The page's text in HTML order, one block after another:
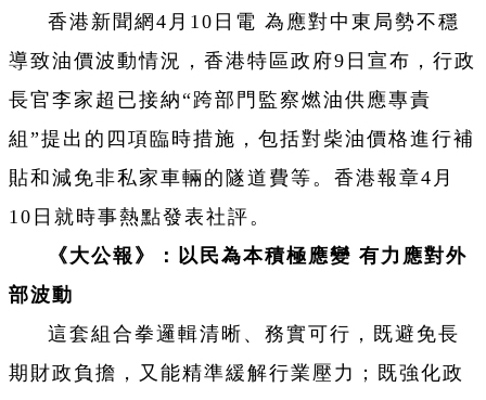
香港新聞網4月10日電 為應對中東局勢不穩
導致油價波動情況，香港特區政府9日宣布，行政
長官李家超已接納“跨部門監察燃油供應專責
組”提出的四項臨時措施，包括對柴油價格進行補
貼和減免非私家車輛的隧道費等。香港報章4月
10日就時事熱點發表社評。
《大公報》：以民為本積極應變 有力應對外
部波動
這套組合拳邏輯清晰、務實可行，既避免長
期財政負擔，又能精準緩解行業壓力；既強化政